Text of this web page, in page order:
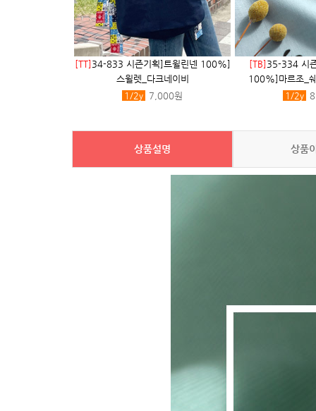
[TT] 34-833 시즌기획]트윌린넨 100%]
스윌렛_다크네이비
1/2y 7,000원
[TB] 35-334 시
100%]마르조_
1/2y
상품설명 상품